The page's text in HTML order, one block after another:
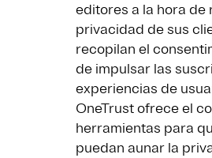
editores a la hora de
privacidad de sus
recopilan el
de impulsar las
experiencias de
OneTrust ofrece el
herramientas para
puedan aunar la